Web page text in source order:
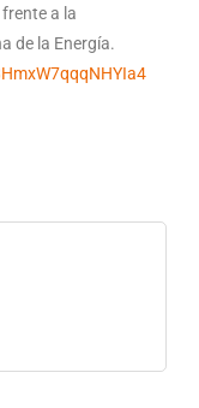
a la
de la Energía.